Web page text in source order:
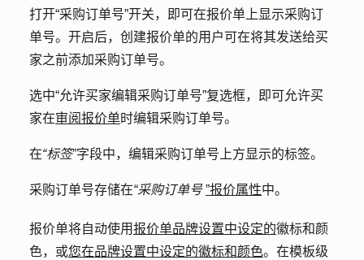
打开“采购订单号”开关，即可在报价单上显示采购订
单号。开启后，创建报价单的用户可在将其发送给买
家之前添加采购订单号。
选中“允许买家编辑采购订单号”复选框，即可允许买
家在审阅报价单时编辑采购订单号。
在“标签”字段中，编辑采购订单号上方显示的标签。
采购订单号存储在“采购订单号 ”报价属性中。
报价单将自动使用报价单品牌设置中设定的徽标和颜
色，或您在品牌设置中设定的徽标和颜色。在模板级